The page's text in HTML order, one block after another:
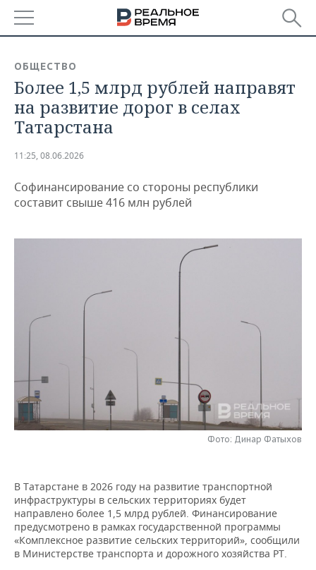
БАШКОРТОСТАН
ТАТАРСТАН
НОВОСТИ
АНАЛИТИКА
ДЕКЛАРАЦИИ О ДОХОДАХ
КОРОЛИ ГОСЗАКАЗА ПФО
ТОРГОВЫЕ ЦЕНТРЫ
ТАТАРСТАНА
НОВОСТИ ЭКОНОМИКИ
ИНВЕСТИЦИИ
ПРОМЫШЛЕННОСТЬ
МАШИНОСТРОЕНИЕ
НЕФТЕХИМИЯ
ОПК
ЭНЕРГЕТИКА
НОВОСТИ БИЗНЕСА
ТРАНСПОРТ
УСЛУГИ
ТЕХНОЛОГИИ
IT
МЕДИА
НОВОСТИ МЕРОПРИЯТИЙ
ВЫЕЗДНАЯ РЕДАКЦИЯ
ОТКРЫТАЯ ЛЕКЦИЯ
СПОРТ
НОВОСТИ СПОРТА
БАСКЕТБОЛ
ВОЛЕЙБОЛ
ОБЩЕСТВО
ИНФРАСТРУКТУРА
ИСТОРИЯ
СПРАВОЧНИК
СПИСОК ПЕРСОН
ПОЛНАЯ ВЕРСИЯ
ОБЩЕСТВО
Более 1,5 млрд рублей направят
на развитие дорог в селах
Татарстана
11:25, 08.06.2026
Софинансирование со стороны республики
составит свыше 416 млн рублей
Фото: Динар Фатыхов
В Татарстане в 2026 году на развитие транспортной
инфраструктуры в сельских территориях будет
направлено более 1,5 млрд рублей. Финансирование
предусмотрено в рамках государственной программы
«Комплексное развитие сельских территорий», сообщили
в Министерстве транспорта и дорожного хозяйства РТ.